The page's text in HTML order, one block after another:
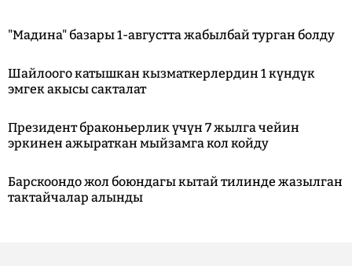
"Мадина" базары 1-августта жабылбай турган болду
Шайлоого катышкан кызматкерлердин 1 күндүк
эмгек акысы сакталат
Президент браконьерлик үчүн 7 жылга чейин
эркинен ажыраткан мыйзамга кол койду
Барскоондо жол боюндагы кытай тилинде жазылган
тактайчалар алынды